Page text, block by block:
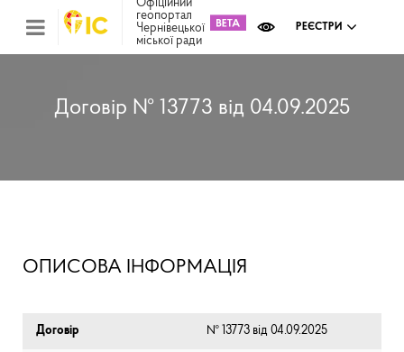
Офіційний
геопортал
Чернівецької
міської ради
РЕЄСТРИ
Договір № 13773 від 04.09.2025
ОПИСОВА ІНФОРМАЦІЯ
Договір № 13773 від 04.09.2025